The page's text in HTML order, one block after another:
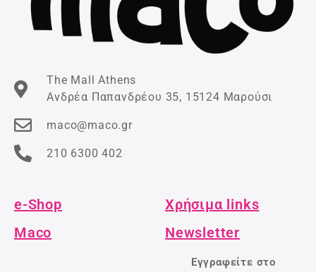
The Mall Athens
Ανδρέα Παπανδρέου 35, 15124 Μαρούσι
maco@maco.gr
210 6300 402
e-Shop
Χρήσιμα links
Maco
Newsletter
Εγγραφείτε στο